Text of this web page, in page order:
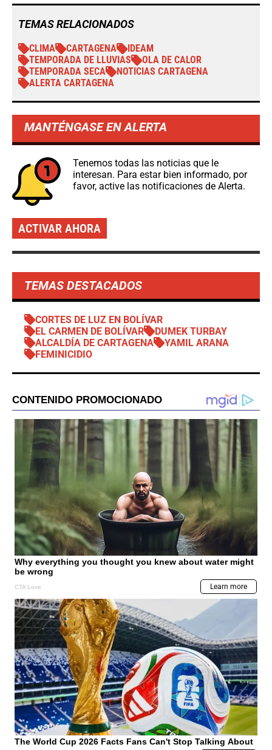
TEMAS RELACIONADOS
CLIMA CARTAGENA
IDEAM
TEMPORADA DE LLUVIAS
OLA DE CALOR
TEMPORADA SECA
NOTICIAS CARTAGENA
ALERTA CARTAGENA
MANTÉNGASE EN ALERTA
Tenemos todas las noticias que le
interesan. Para estar bien informado, por
favor, active las notificaciones de Alerta.
ACTIVAR AHORA
TEMAS DESTACADOS
CORTES DE LUZ EN BOLÍVAR
EL CARMEN DE BOLÍVAR
DUMEK TURBAY
ALCALDÍA DE CARTAGENA
YAMIL ARANA
FEMINICIDIO